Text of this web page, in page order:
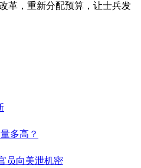
革，重新分配预算，让士兵发
多高？
员向美泄机密